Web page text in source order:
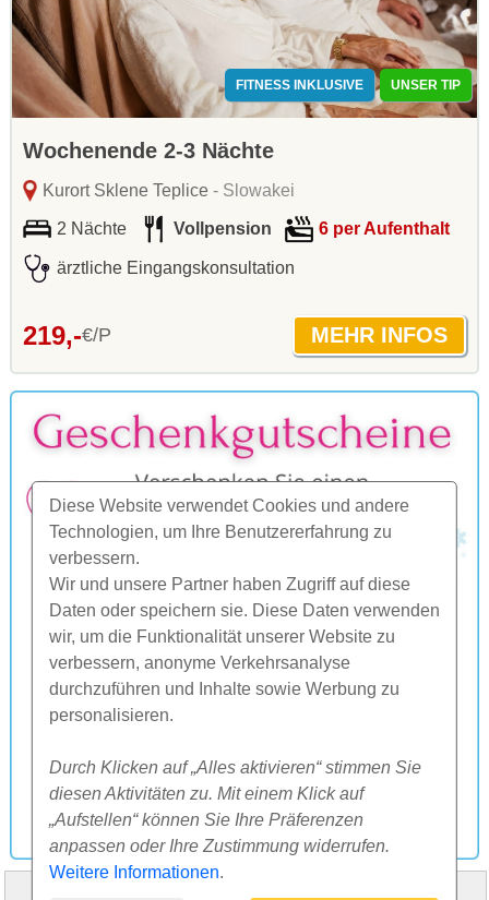
Diese Website verwendet Cookies und andere
Technologien, um Ihre Benutzererfahrung zu
verbessern.
Wir und unsere Partner haben Zugriff auf diese
Daten oder speichern sie. Diese Daten verwenden
wir, um die Funktionalität unserer Website zu
verbessern, anonyme Verkehrsanalyse
durchzuführen und Inhalte sowie Werbung zu
personalisieren.
Durch Klicken auf „Alles aktivieren“ stimmen Sie
diesen Aktivitäten zu. Mit einem Klick auf
„Aufstellen“ können Sie Ihre Präferenzen
anpassen oder Ihre Zustimmung widerrufen.
Weitere Informationen.
FITNESS INKLUSIVE UNSER TIP
Wochenende 2-3 Nächte
Kurort Sklene Teplice- Slowakei
2 Nächte Vollpension 6 per Aufenthalt
ärztliche Eingangskonsultation
219,-€/P